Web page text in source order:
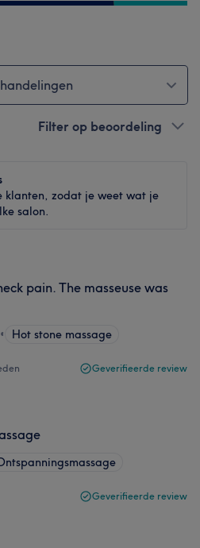
Filter op beoordeling
klanten, zodat je weet wat je
salon.
pain. The masseuse was
• Hot stone massage
Geverifieerde review
Geverifieerde review